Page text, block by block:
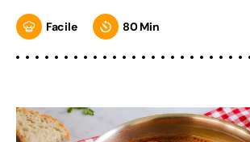
Facile 80 Min